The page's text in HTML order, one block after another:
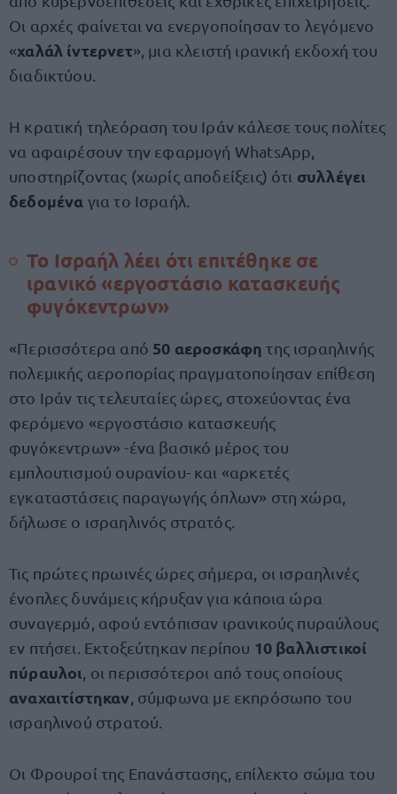
Οι αρχές φαίνεται να ενεργοποίησαν το λεγόμενο
«χαλάλ ίντερνετ», μια κλειστή ιρανική εκδοχή του
διαδικτύου.
Η κρατική τηλεόραση του Ιράν κάλεσε τους πολίτες
να αφαιρέσουν την εφαρμογή WhatsApp,
υποστηρίζοντας (χωρίς αποδείξεις) ότι συλλέγει
δεδομένα για το Ισραήλ.
Το Ισραήλ λέει ότι επιτέθηκε σε
ιρανικό «εργοστάσιο κατασκευής
φυγόκεντρων»
«Περισσότερα από 50 αεροσκάφη της ισραηλινής
πολεμικής αεροπορίας πραγματοποίησαν επίθεση
στο Ιράν τις τελευταίες ώρες, στοχεύοντας ένα
φερόμενο «εργοστάσιο κατασκευής
φυγόκεντρων» -ένα βασικό μέρος του
εμπλουτισμού ουρανίου- και «αρκετές
εγκαταστάσεις παραγωγής όπλων» στη χώρα,
δήλωσε ο ισραηλινός στρατός.
Τις πρώτες πρωινές ώρες σήμερα, οι ισραηλινές
ένοπλες δυνάμεις κήρυξαν για κάποια ώρα
συναγερμό, αφού εντόπισαν ιρανικούς πυραύλους
εν πτήσει. Εκτοξεύτηκαν περίπου 10 βαλλιστικοί
πύραυλοι , οι περισσότεροι από τους οποίους
αναχαιτίστηκαν , σύμφωνα με εκπρόσωπο του
ισραηλινού στρατού.
Οι Φρουροί της Επανάστασης, επίλεκτο σώμα του